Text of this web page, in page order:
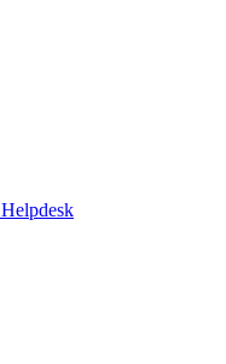
Helpdesk